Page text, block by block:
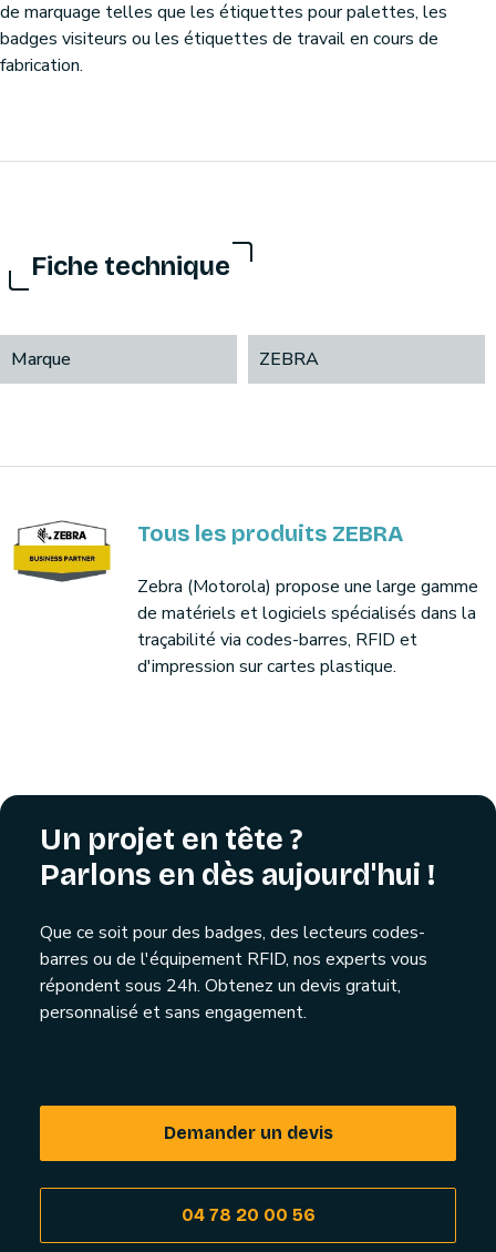
de marquage telles que les étiquettes pour palettes, les
badges visiteurs ou les étiquettes de travail en cours de
fabrication.
Fiche technique
Marque ZEBRA
Tous les produits ZEBRA
Zebra (Motorola) propose une large gamme
de matériels et logiciels spécialisés dans la
traçabilité via codes-barres, RFID et
d'impression sur cartes plastique.
Un projet en tête ?
Parlons en dès aujourd'hui !
Que ce soit pour des badges, des lecteurs codes-
barres ou de l'équipement RFID, nos experts vous
répondent sous 24h. Obtenez un devis gratuit,
personnalisé et sans engagement.
Demander un devis
04 78 20 00 56